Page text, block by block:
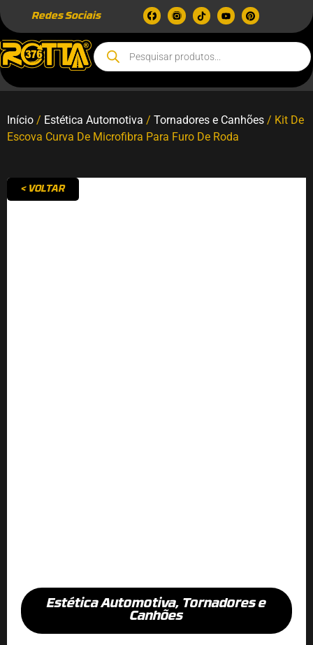
Redes Sociais
Início / Estética Automotiva / Tornadores e Canhões / Kit De
Escova Curva De Microfibra Para Furo De Roda
< VOLTAR
Estética Automotiva, Tornadores e
Canhões